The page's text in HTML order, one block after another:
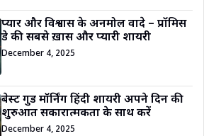
प्यार और विश्वास के अनमोल वादे – प्रॉमिस
डे की सबसे ख़ास और प्यारी शायरी
December 4, 2025
बेस्ट गुड मॉर्निंग हिंदी शायरी अपने दिन की
शुरुआत सकारात्मकता के साथ करें
December 4, 2025